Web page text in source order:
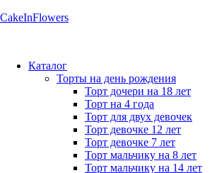
CakeInFlowers
Каталог
Торты на день рождения
Торт дочери на 18 лет
Торт на 4 года
Торт для двух девочек
Торт девочке 12 лет
Торт девочке 7 лет
Торт мальчику на 8 лет
Торт мальчику на 14 лет